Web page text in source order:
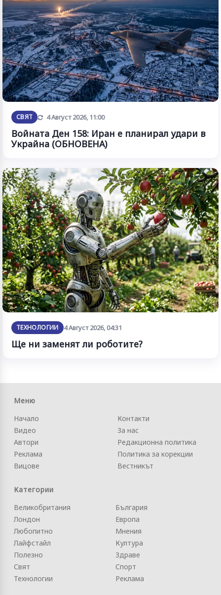
СВЯТ Обновена
4 Август 2026, 11:00
Войната Ден 158: Иран е планирал удари в
Украйна (ОБНОВЕНА)
ТЕХНОЛОГИИ 4 Август 2026, 04:31
Ще ни заменят ли роботите?
Меню
Начало
Видео
Автори
Реклама
Вицове
Контакти
За нас
Редакционна политика
Политика за корекции
Вестникът
Категории
Великобритания
Лондон
Любопитно
Лайфстайл
Полезно
Свят
Технологии
България
Европа
Мнения
Култура
Здраве
Спорт
Реклама